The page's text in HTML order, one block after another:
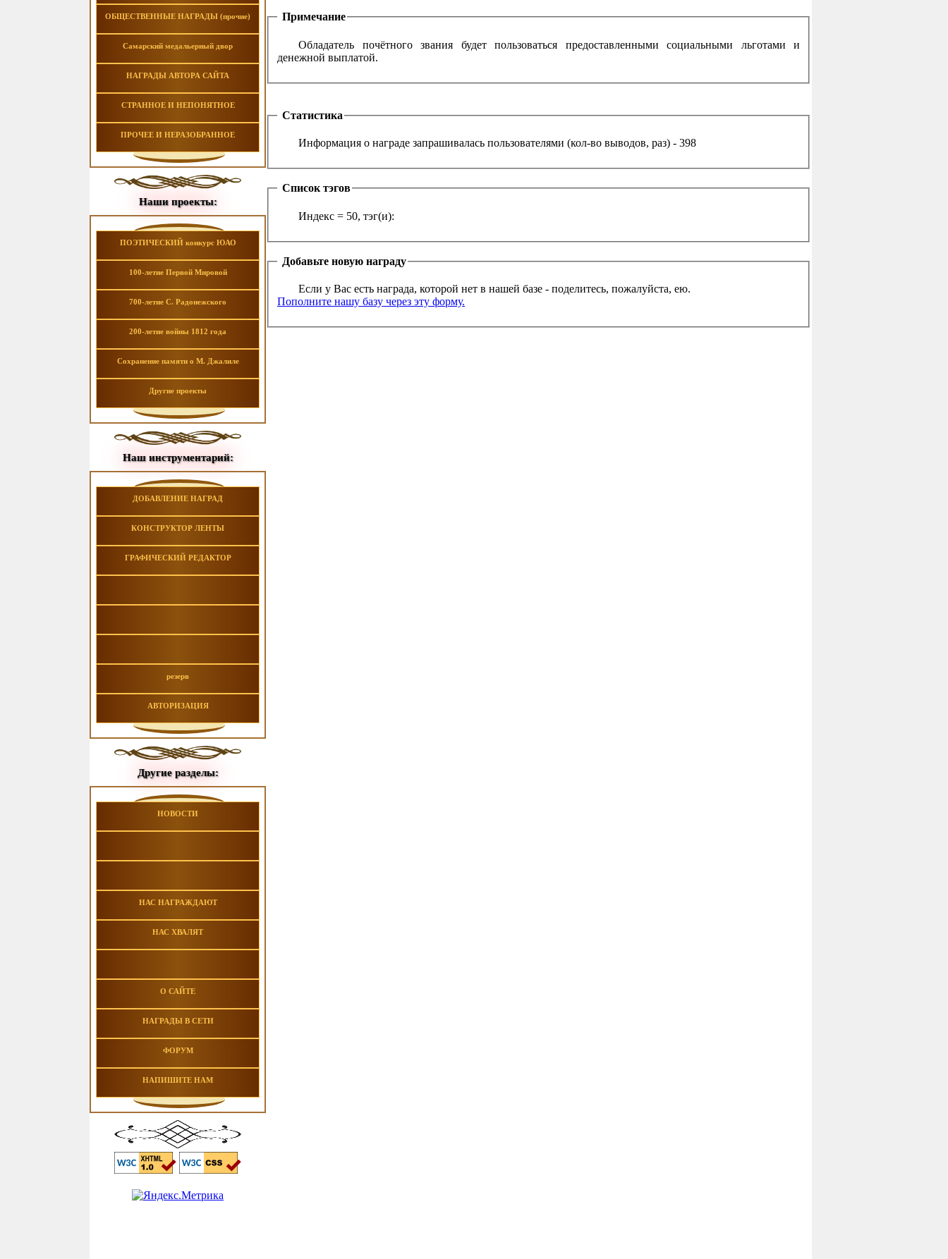
ОБЩЕСТВЕННЫЕ НАГРАДЫ (прочие)
Самарский медальерный двор
НАГРАДЫ АВТОРА САЙТА
СТРАННОЕ И НЕПОНЯТНОЕ
ПРОЧЕЕ И НЕРАЗОБРАННОЕ
Наши проекты:
ПОЭТИЧЕСКИЙ конкурс ЮАО
100-летие Первой Мировой
700-летие С. Радонежского
200-летие войны 1812 года
Сохранение памяти о М. Джалиле
Другие проекты
Наш инструментарий:
ДОБАВЛЕНИЕ НАГРАД
КОНСТРУКТОР ЛЕНТЫ
ГРАФИЧЕСКИЙ РЕДАКТОР
резерв
АВТОРИЗАЦИЯ
Другие разделы:
НОВОСТИ
НАС НАГРАЖДАЮТ
НАС ХВАЛЯТ
О САЙТЕ
НАГРАДЫ В СЕТИ
ФОРУМ
НАПИШИТЕ НАМ
Примечание
Обладатель почётного звания будет пользоваться предоставленными социальными льготами и
денежной выплатой.
Статистика
Информация о награде запрашивалась пользователями (кол-во выводов, раз) - 398
Список тэгов
Индекс = 50, тэг(и):
Добавьте новую награду
Если у Вас есть награда, которой нет в нашей базе - поделитесь, пожалуйста, ею.
Пополните нашу базу через эту форму.